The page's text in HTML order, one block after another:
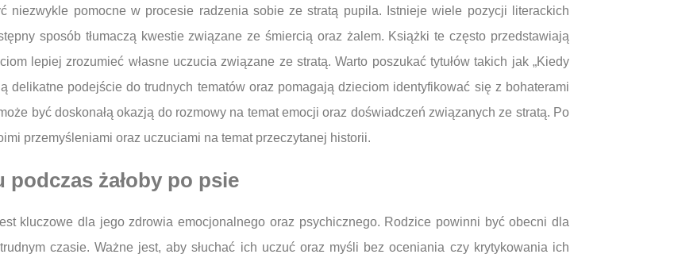
niezwykle pomocne w procesie radzenia sobie ze stratą pupila. Istnieje wiele pozycji literackich
sposób tłumaczą kwestie związane ze śmiercią oraz żalem. Książki te często przedstawiają
lepiej zrozumieć własne uczucia związane ze stratą. Warto poszukać tytułów takich jak „Kiedy
delikatne podejście do trudnych tematów oraz pomagają dzieciom identyfikować się z bohaterami
być doskonałą okazją do rozmowy na temat emocji oraz doświadczeń związanych ze stratą. Po
przemyśleniami oraz uczuciami na temat przeczytanej historii.
żałoby po psie
kluczowe dla jego zdrowia emocjonalnego oraz psychicznego. Rodzice powinni być obecni dla
czasie. Ważne jest, aby słuchać ich uczuć oraz myśli bez oceniania czy krytykowania ich